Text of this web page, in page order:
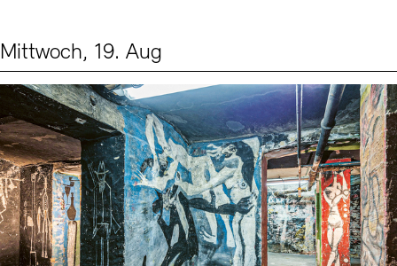
Mittwoch, 19. Aug